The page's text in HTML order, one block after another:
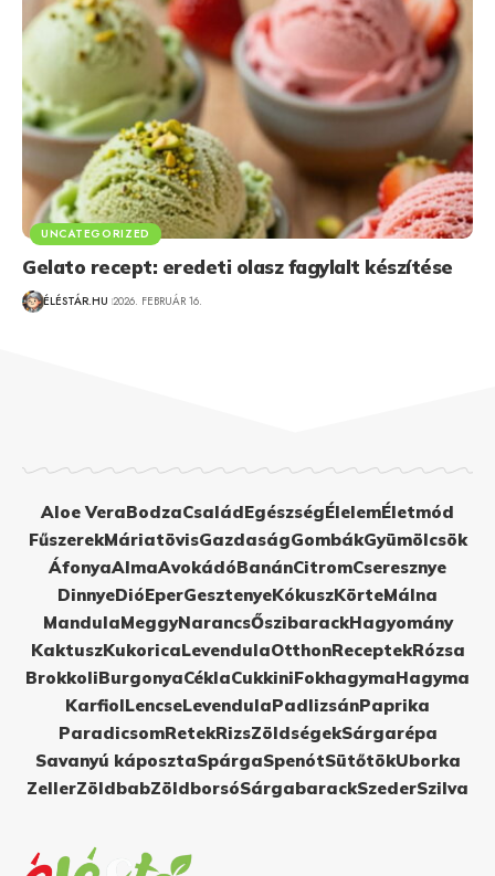
UNCATEGORIZED
Gelato recept: eredeti olasz fagylalt készítése
ÉLÉSTÁR.HU 2026. FEBRUÁR 16.
Aloe VeraBodzaCsaládEgészségÉlelemÉletmód
FűszerekMáriatövisGazdaságGombákGyümölcsök
ÁfonyaAlmaAvokádóBanánCitromCseresznye
DinnyeDióEperGesztenyeKókuszKörteMálna
MandulaMeggyNarancsŐszibarackHagyomány
KaktuszKukoricaLevendulaOtthonReceptekRózsa
BrokkoliBurgonyaCéklaCukkiniFokhagymaHagyma
KarfiolLencseLevendulaPadlizsánPaprika
ParadicsomRetekRizsZöldségekSárgarépa
Savanyú káposztaSpárgaSpenótSütőtökUborka
ZellerZöldbabZöldborsóSárgabarackSzederSzilva